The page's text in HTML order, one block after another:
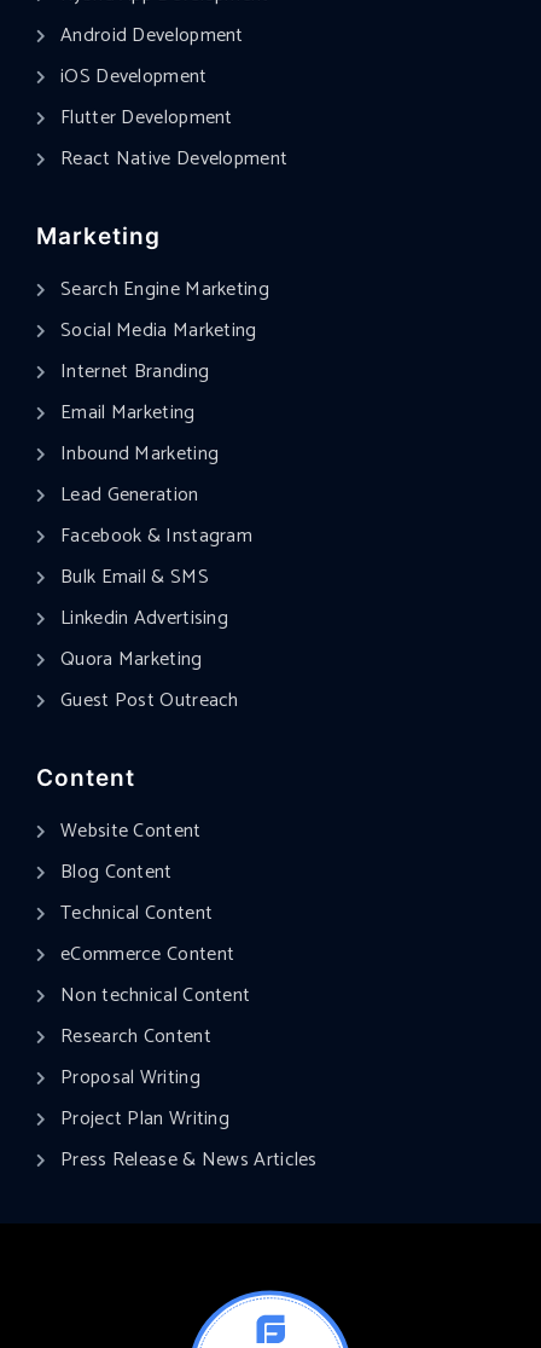
Android Development
iOS Development
Flutter Development
React Native Development
Marketing
Search Engine Marketing
Social Media Marketing
Internet Branding
Email Marketing
Inbound Marketing
Lead Generation
Facebook & Instagram
Bulk Email & SMS
Linkedin Advertising
Quora Marketing
Guest Post Outreach
Content
Website Content
Blog Content
Technical Content
eCommerce Content
Non technical Content
Research Content
Proposal Writing
Project Plan Writing​
Press Release & News Articles